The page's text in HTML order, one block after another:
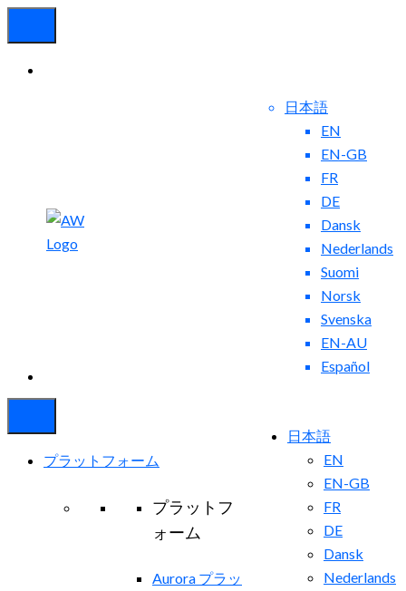
日本語
EN
EN-GB
FR
DE
Dansk
Nederlands
Suomi
Norsk
Svenska
EN-AU
Español
日本語
EN
EN-GB
FR
DE
Dansk
Nederlands
プラットフォーム
プラットフ
ォーム
Aurora プラッ